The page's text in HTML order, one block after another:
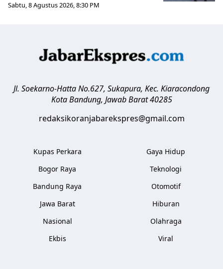
Sabtu, 8 Agustus 2026, 8:30 PM
Jl. Soekarno-Hatta No.627, Sukapura, Kec. Kiaracondong
Kota Bandung, Jawab Barat 40285
redaksikoranjabarekspres@gmail.com
Kupas Perkara
Bogor Raya
Bandung Raya
Jawa Barat
Nasional
Ekbis
Gaya Hidup
Teknologi
Otomotif
Hiburan
Olahraga
Viral